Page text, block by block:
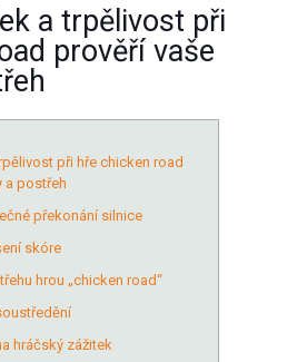
a trpělivost při
prověří vaše
při hře chicken road
a postřeh
překonání silnice
skóre
hrou „chicken road“
hráčský zážitek